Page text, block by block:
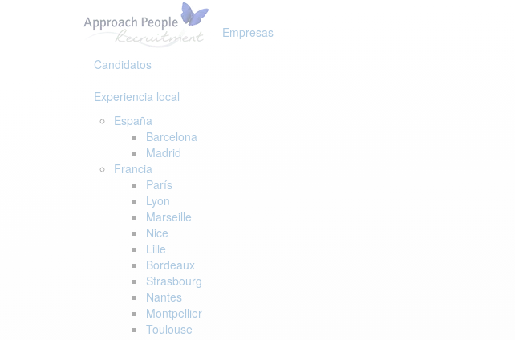
Empresas
Candidatos
Experiencia local
España
Barcelona
Madrid
Francia
París
Lyon
Marseille
Nice
Lille
Bordeaux
Strasbourg
Nantes
Montpellier
Toulouse